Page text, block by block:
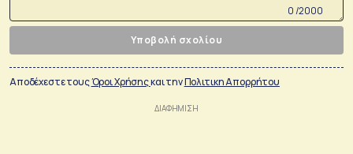
0 /2000
Υποβολή σχολίου
Αποδέχεστε τουςΌροι Χρήσηςκαι τηνΠολιτικη Απορρήτου